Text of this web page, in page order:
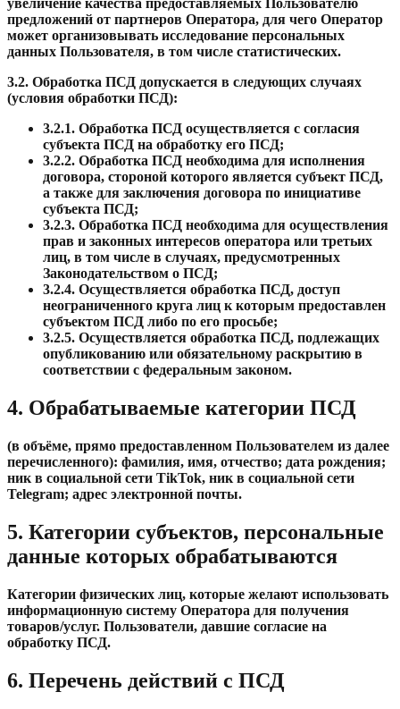
увеличение качества предоставляемых Пользователю
предложений от партнеров Оператора, для чего Оператор
может организовывать исследование персональных
данных Пользователя, в том числе статистических.
3.2. Обработка ПСД допускается в следующих случаях
(условия обработки ПСД):
3.2.1. Обработка ПСД осуществляется с согласия
субъекта ПСД на обработку его ПСД;
3.2.2. Обработка ПСД необходима для исполнения
договора, стороной которого является субъект ПСД,
а также для заключения договора по инициативе
субъекта ПСД;
3.2.3. Обработка ПСД необходима для осуществления
прав и законных интересов оператора или третьих
лиц, в том числе в случаях, предусмотренных
Законодательством о ПСД;
3.2.4. Осуществляется обработка ПСД, доступ
неограниченного круга лиц к которым предоставлен
субъектом ПСД либо по его просьбе;
3.2.5. Осуществляется обработка ПСД, подлежащих
опубликованию или обязательному раскрытию в
соответствии с федеральным законом.
4. Обрабатываемые категории ПСД
(в объёме, прямо предоставленном Пользователем из далее
перечисленного): фамилия, имя, отчество; дата рождения;
ник в социальной сети TikTok, ник в социальной сети
Telegram; адрес электронной почты.
5. Категории субъектов, персональные
данные которых обрабатываются
Категории физических лиц, которые желают использовать
информационную систему Оператора для получения
товаров/услуг. Пользователи, давшие согласие на
обработку ПСД.
6. Перечень действий с ПСД